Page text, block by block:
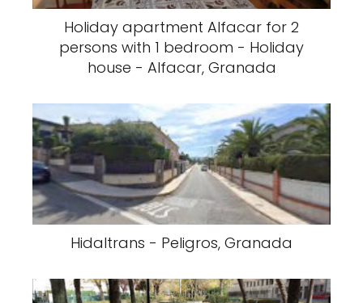
Holiday apartment Alfacar for 2
persons with 1 bedroom - Holiday
house - Alfacar, Granada
Hidaltrans - Peligros, Granada